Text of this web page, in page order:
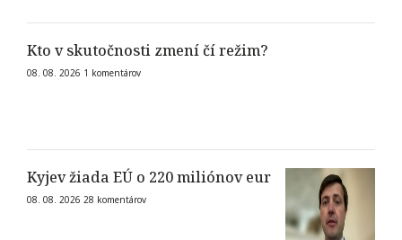
Kto v skutočnosti zmení čí režim?
08. 08. 2026 1 komentárov
Kyjev žiada EÚ o 220 miliónov eur
08. 08. 2026 28 komentárov